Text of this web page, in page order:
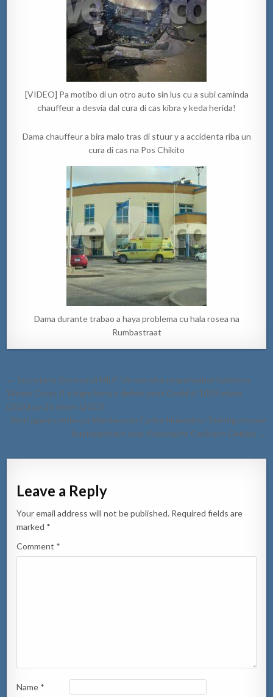
[VIDEO] Pa motibo di un otro auto sin lus cu a subi caminda
chauffeur a desvia dal cura di cas kibra y keda herida!
Dama chauffeur a bira malo tras di stuur y a accidenta riba un
cura di cas na Pos Chikito
Dama durante trabao a haya problema cu hala rosea na
Rumbastraat
Post
navigation
← Secretario General di MEP: Un maneho responsabel Gabinete
Wever Croes II a logra baha e deficit post Covid di 1028 miyon
(2020) pa 25 miyon (2023)
Binti agente nobo pa Wardacosta Caribe Hulandes/ Twintig nieuwe
kustwachters voor Kustwacht Caribisch Gebied →
Leave a Reply
Your email address will not be published. Required fields are
marked *
Comment *
Name *